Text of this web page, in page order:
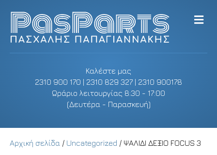
Καλέστε μας
2310 900 170 | 2310 829 327 | 2310 900178
Ωράριο λειτουργίας 8:30 - 17:00
(Δευτέρα - Παρασκευή)
M
e
Αρχική σελίδα / Uncategorized / ΨΑΛΙΔΙ ΔΕΞΙΟ FOCUS 3